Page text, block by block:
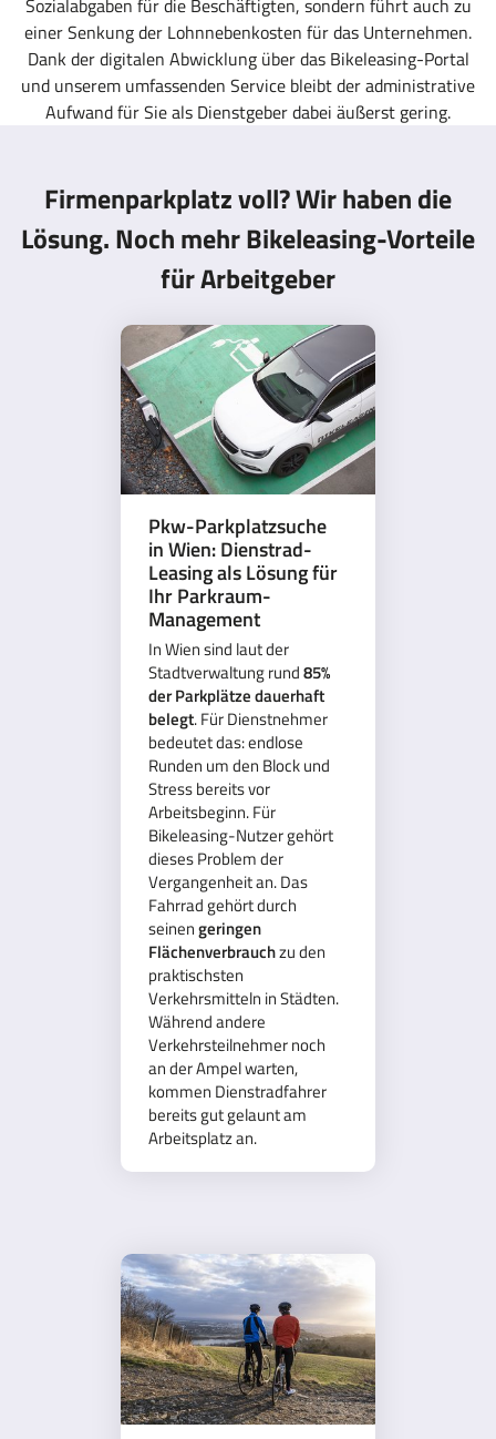
Sozialabgaben für die Beschäftigten, sondern führt auch zu
einer Senkung der Lohnnebenkosten für das Unternehmen.
Dank der digitalen Abwicklung über das Bikeleasing-Portal
und unserem umfassenden Service bleibt der administrative
Aufwand für Sie als Dienstgeber dabei äußerst gering.
Firmenparkplatz voll? Wir haben die
Lösung. Noch mehr Bikeleasing-Vorteile
für Arbeitgeber
Pkw-Parkplatzsuche
in Wien: Dienstrad-
Leasing als Lösung für
Ihr Parkraum-
Management
In Wien sind laut der
Stadtverwaltung rund85%
der Parkplätze dauerhaft
belegt. Für Dienstnehmer
bedeutet das: endlose
Runden um den Block und
Stress bereits vor
Arbeitsbeginn. Für
Bikeleasing-Nutzer gehört
dieses Problem der
Vergangenheit an. Das
Fahrrad gehört durch
seinengeringen
Flächenverbrauchzu den
praktischsten
Verkehrsmitteln in Städten.
Während andere
Verkehrsteilnehmer noch
an der Ampel warten,
kommen Dienstradfahrer
bereits gut gelaunt am
Arbeitsplatz an.